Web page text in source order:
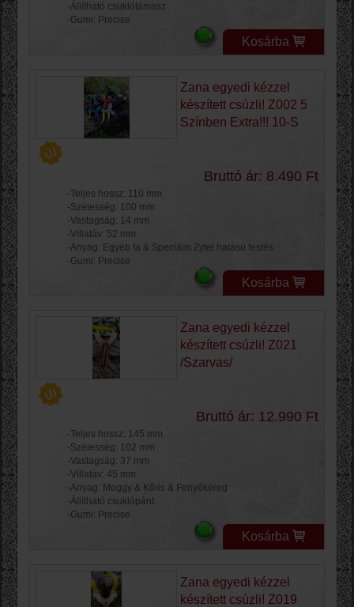
-Állítható csuklótámasz
-Gumi: Precise
Kosárba
Zana egyedi kézzel
készített csúzli! Z002 5
Színben Extra!!! 10-S
Bruttó ár: 8.490 Ft
-Teljes hossz: 110 mm
-Szélesség: 100 mm
-Vastagság: 14 mm
-Villatáv: 52 mm
-Anyag: Egyéb fa & Speciális Zytel hatású festés
-Gumi: Precise
Kosárba
Zana egyedi kézzel
készített csúzli! Z021
/Szarvas/
Bruttó ár: 12.990 Ft
-Teljes hossz: 145 mm
-Szélesség: 102 mm
-Vastagság: 37 mm
-Villatáv: 45 mm
-Anyag: Meggy & Kőris & Fenyőkéreg
-Állítható csuklópánt
-Gumi: Precise
Kosárba
Zana egyedi kézzel
készített csúzli! Z019